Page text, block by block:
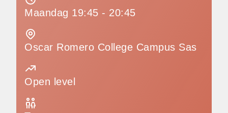
Maandag 19:45 - 20:45
Oscar Romero College Campus Sas
Open level